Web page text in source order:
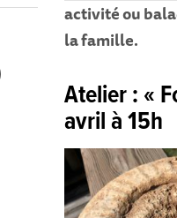
activité ou
la famille.
Atelier : «
avrilà 15h